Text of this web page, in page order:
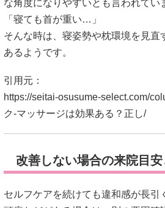
選択肢もあります。
ストレートネック マッサージは、
役立つ場合がある一方で、再発防止
境まで含めた見直しが大切と言われ
「揉むだけ」ではなく、「普段どう
ことが、長く向き合うポイントかも
引用元：
ク-マッサージは効果ある？正し/
し #再発防止